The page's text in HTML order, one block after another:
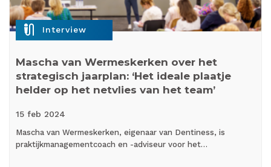
mic_external_on Interview
Mascha van Wermeskerken over het
strategisch jaarplan: ‘Het ideale plaatje
helder op het netvlies van het team’
15 feb 2024
Mascha van Wermeskerken, eigenaar van Dentiness, is
praktijkmanagementcoach en -adviseur voor het…